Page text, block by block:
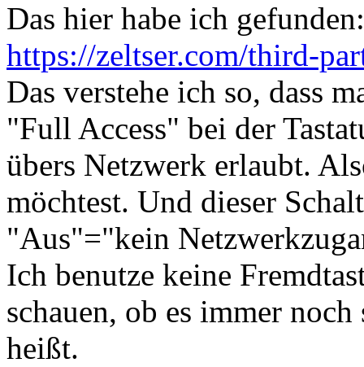
Das hier habe ich gefunden:
https://zeltser.com/third-
Das verstehe ich so, dass
"Full Access" bei der
übers Netzwerk erlaubt.
möchtest. Und dieser
"Aus"="kein
Ich benutze keine
schauen, ob es immer
heißt.